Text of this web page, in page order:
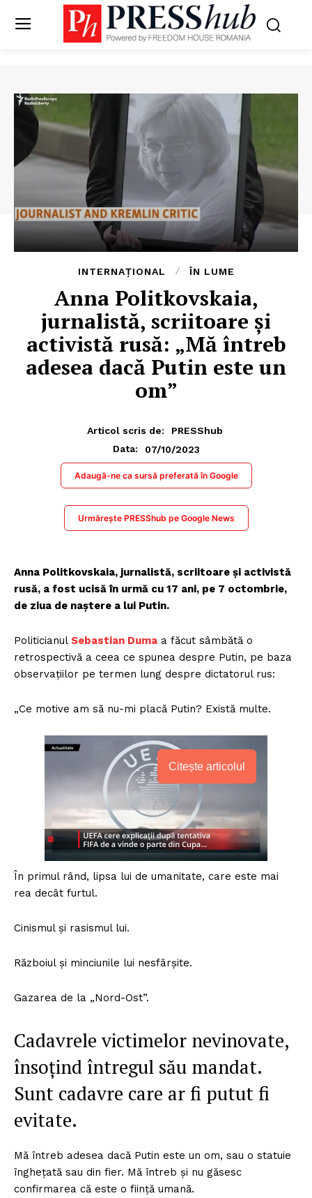
INTERNAȚIONAL ÎN LUME
Anna Politkovskaia,
jurnalistă, scriitoare și
activistă rusă: „Mă întreb
adesea dacă Putin este un
om”
Articol scris de:
PRESShub
Data:
07/10/2023
Adaugă-ne ca sursă preferată în Google
Urmărește PRESShub pe Google News
Anna Politkovskaia, jurnalistă, scriitoare și activistă
rusă, a fost ucisă în urmă cu 17 ani, pe 7 octombrie,
de ziua de naștere a lui Putin.
Politicianul Sebastian Duma a făcut sâmbătă o
retrospectivă a ceea ce spunea despre Putin, pe baza
observațiilor pe termen lung despre dictatorul rus:
„Ce motive am să nu-mi placă Putin? Există multe.
Citește articolul
În primul rând, lipsa lui de umanitate, care este mai
rea decât furtul.
Cinismul și rasismul lui.
Războiul și minciunile lui nesfârșite.
Gazarea de la „Nord-Ost”.
Cadavrele victimelor nevinovate,
însoțind întregul său mandat.
Sunt cadavre care ar fi putut fi
evitate.
Mă întreb adesea dacă Putin este un om, sau o statuie
înghețată sau din fier. Mă întreb și nu găsesc
confirmarea că este o ființă umană.